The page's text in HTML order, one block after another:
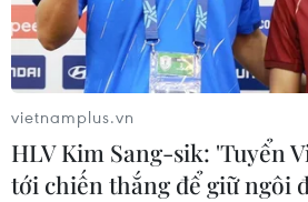
Giá vàng 28/2: Bảng giá
ty vàng bạc đá quý
vietnamplus.vn
HLV Kim Sang-sik: 'Tuyển
tới chiến thắng để giữ ngôi